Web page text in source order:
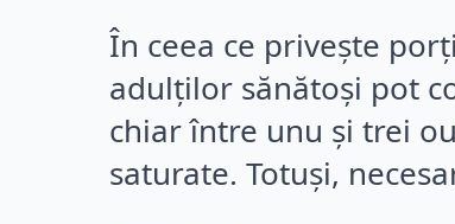
În ceea ce privește
adulților sănătoși pot
chiar între unu și trei
saturate. Totuși,